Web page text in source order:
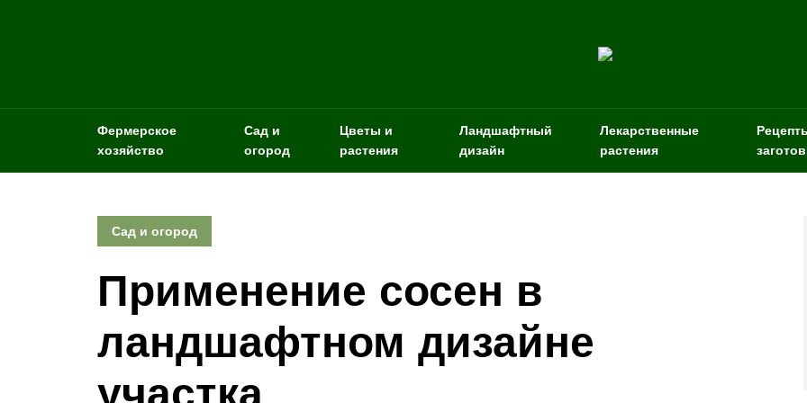
Фермерское
хозяйство
Сад и
огород
Цветы и
растения
Ландшафтный
дизайн
Лекарственные
растения
Сад и огород
Применение сосен в
ландшафтном дизайне
участка